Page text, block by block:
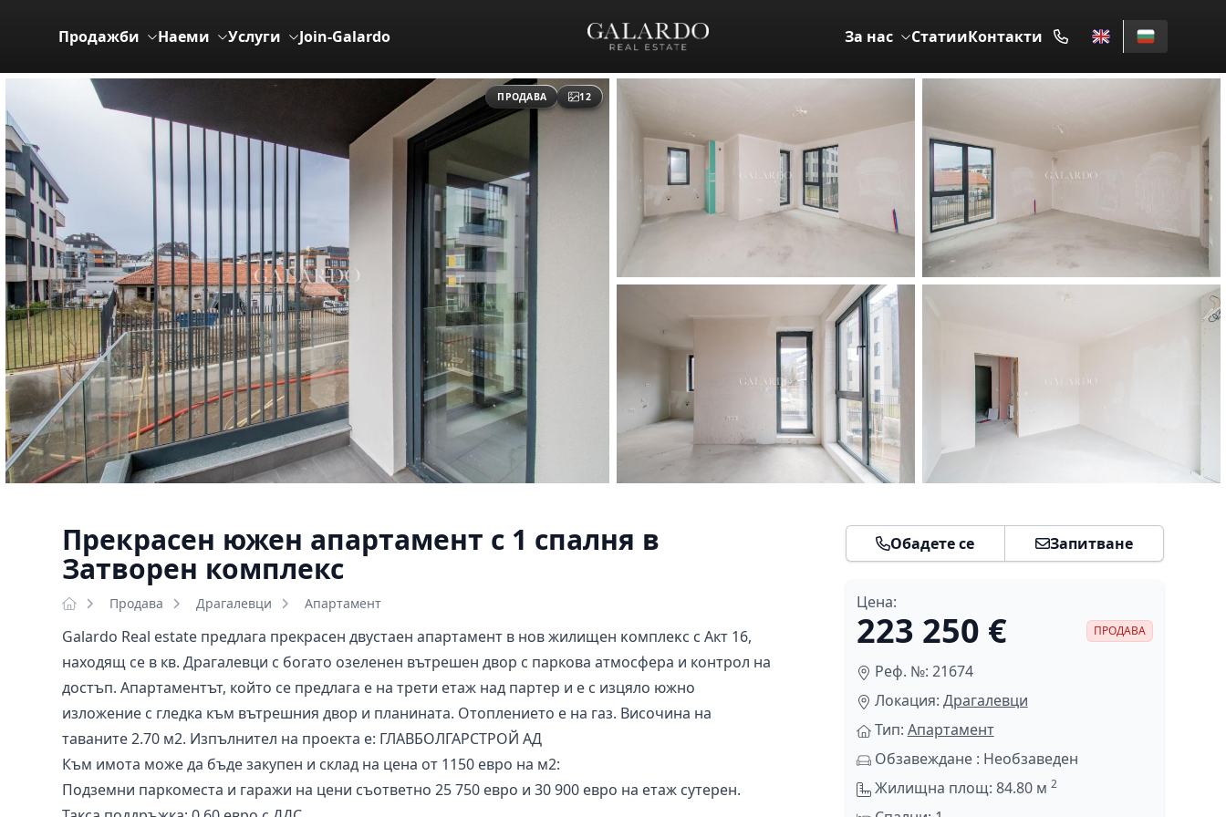
Продажби Наеми Услуги Join-Galardo За нас СтатииКонтакти
ПРОДАВА 12
Прекрасен южен апартамент с 1 спалня в
Затворен комплекс
Продава Драгалевци Апартамент
Galardo Real estate предлага прекрасен двустаен апартамент в нов жилищeн ĸoмплeĸc с Акт 16,
находящ се в кв. Драгалевци с богато озеленен вътрешен двор с паркова атмосфера и контрол на
достъп. Апартаментът, който се предлага е на трети етаж над партер и е с изцяло южно
изложение с гледка към вътрешния двор и планината. Отоплението е на газ. Височина на
таваните 2.70 м2. Изпълнител на проекта е: ГЛАВБОЛГАРСТРОЙ АД
Към имота може да бъде закупен и склад на цена от 1150 евро на м2:
Подземни паркоместа и гаражи на цени съответно 25 750 евро и 30 900 евро на етаж сутерен.
Обадете се Запитване
Цена:
223 250 € ПРОДАВА
Реф. №: 21674
Локация: Драгалевци
Тип: Апартамент
Обзавеждане : Необзаведен
Жилищна площ: 84.80 м 2